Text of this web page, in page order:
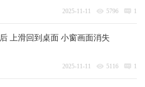
2025-11-11 5796 1
上滑回到桌面 小窗画面消失
2025-11-11 5116 1